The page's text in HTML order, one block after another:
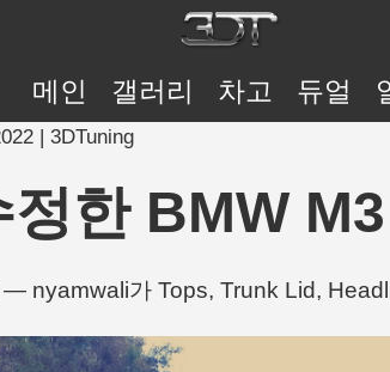
메인 갤러리 차고 듀얼
| 3DTuning
한 BMW
nyamwali가 Tops, Trunk Lid,